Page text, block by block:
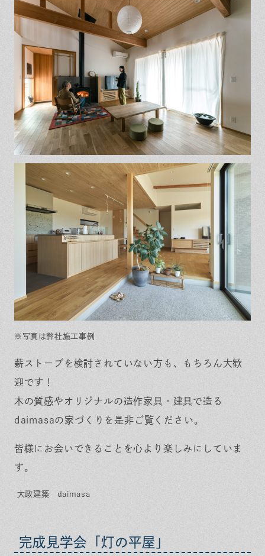
※写真は弊社施工事例
薪ストーブを検討されていない方も、もちろん大歓
迎です！
木の質感やオリジナルの造作家具・建具で造る
daimasaの家づくりを是非ご覧ください。
皆様にお会いできることを心より楽しみにしていま
す。
大政建築 daimasa
完成見学会「灯の平屋」